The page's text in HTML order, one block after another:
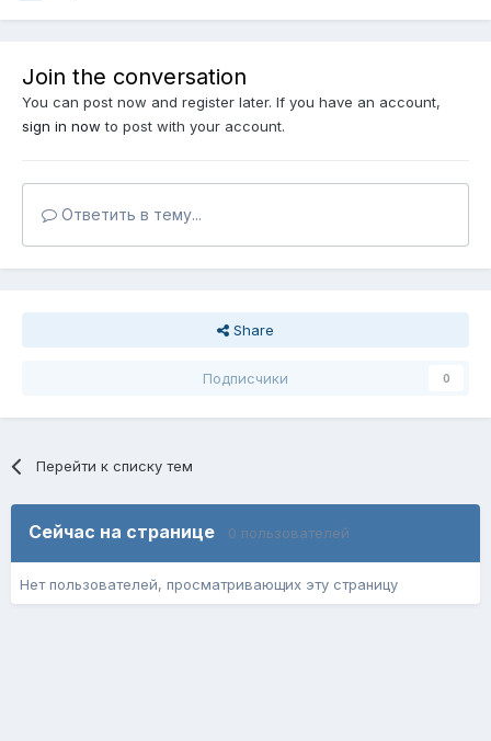
Join the conversation
You can post now and register later. If you have an account,
sign in now to post with your account.
Ответить в тему...
Share
Подписчики 0
Перейти к списку тем
Сейчас на странице 0 пользователей
Нет пользователей, просматривающих эту страницу